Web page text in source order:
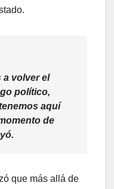
a volver el
político,
aquí
de
que más allá de